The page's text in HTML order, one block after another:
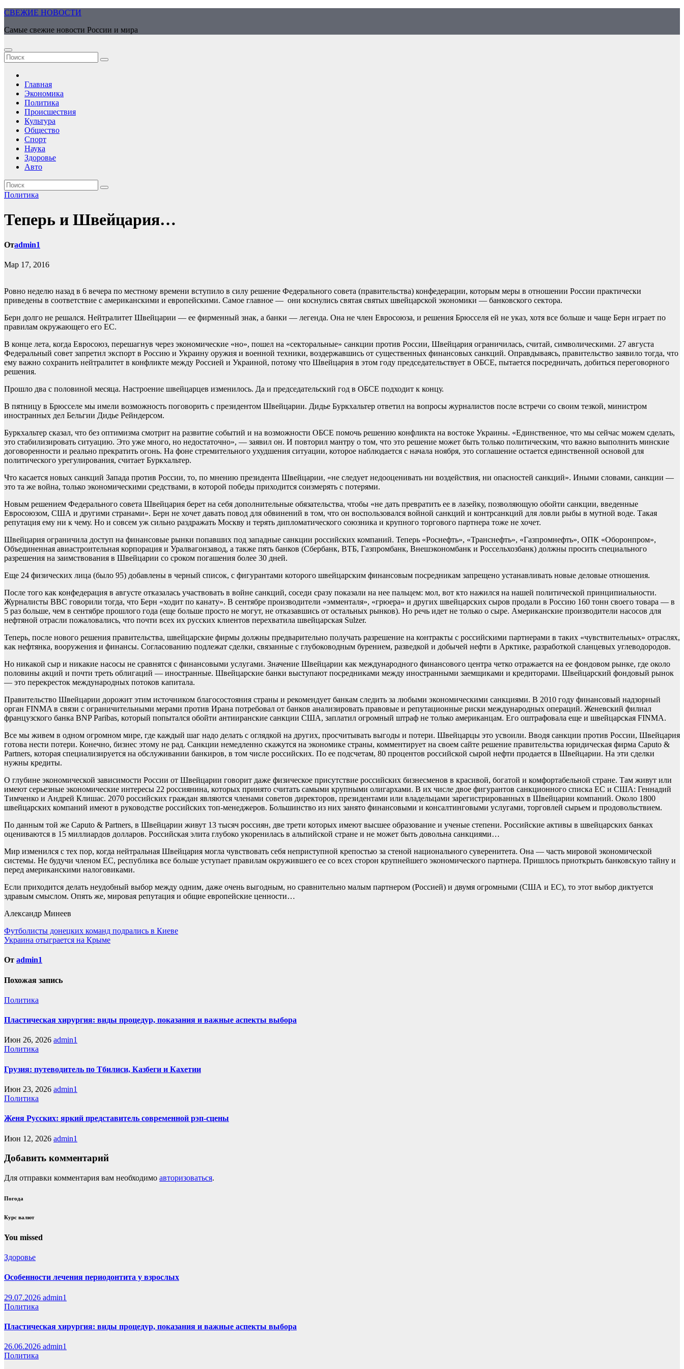
Перейти
содержимому
СВЕЖИЕ НОВОСТИ
Самые свежие новости России и мира
Главная
Экономика
Политика
Происшествия
Культура
Общество
Спорт
Наука
Здоровье
Авто
Политика
Теперь и Швейцария…
Отadmin1
Мар 17, 2016
Ровно неделю назад в 6 вечера по местному времени вступило в силу решение Федерального совета (правительства) конфедерации, которым меры в отношении России практически
приведены в соответствие с американскими и европейскими. Самое главное — они коснулись святая святых швейцарской экономики — банковского сектора.
Берн долго не решался. Нейтралитет Швейцарии — ее фирменный знак, а банки — легенда. Она не член Евросоюза, и решения Брюсселя ей не указ, хотя все больше и чаще Берн играет по
правилам окружающего его ЕС.
В конце лета, когда Евросоюз, перешагнув через экономические «но», пошел на «секторальные» санкции против России, Швейцария ограничилась, считай, символическими. 27 августа
Федеральный совет запретил экспорт в Россию и Украину оружия и военной техники, воздержавшись от существенных финансовых санкций. Оправдываясь, правительство заявило тогда, что
ему важно сохранить нейтралитет в конфликте между Россией и Украиной, потому что Швейцария в этом году председательствует в ОБСЕ, пытается посредничать, добиться переговорного
решения.
Прошло два с половиной месяца. Настроение швейцарцев изменилось. Да и председательский год в ОБСЕ подходит к концу.
В пятницу в Брюсселе мы имели возможность поговорить с президентом Швейцарии. Дидье Буркхальтер ответил на вопросы журналистов после встречи со своим тезкой, министром
иностранных дел Бельгии Дидье Рейндерсом.
Буркхальтер сказал, что без оптимизма смотрит на развитие событий и на возможности ОБСЕ помочь решению конфликта на востоке Украины. «Единственное, что мы сейчас можем сделать,
это стабилизировать ситуацию. Это уже много, но недостаточно», — заявил он. И повторил мантру о том, что это решение может быть только политическим, что важно выполнить минские
договоренности и реально прекратить огонь. На фоне стремительного ухудшения ситуации, которое наблюдается с начала ноября, это соглашение остается единственной основой для
политического урегулирования, считает Буркхальтер.
Что касается новых санкций Запада против России, то, по мнению президента Швейцарии, «не следует недооценивать ни воздействия, ни опасностей санкций». Иными словами, санкции —
это та же война, только экономическими средствами, в которой победы приходится соизмерять с потерями.
Новым решением Федерального совета Швейцария берет на себя дополнительные обязательства, чтобы «не дать превратить ее в лазейку, позволяющую обойти санкции, введенные
Евросоюзом, США и другими странами». Берн не хочет давать повод для обвинений в том, что он воспользовался войной санкций и контрсанкций для ловли рыбы в мутной воде. Такая
репутация ему ни к чему. Но и совсем уж сильно раздражать Москву и терять дипломатического союзника и крупного торгового партнера тоже не хочет.
Швейцария ограничила доступ на финансовые рынки попавших под западные санкции российских компаний. Теперь «Роснефть», «Транснефть», «Газпромнефть», ОПК «Оборонпром»,
Объединенная авиастроительная корпорация и Уралвагонзавод, а также пять банков (Сбербанк, ВТБ, Газпромбанк, Внешэкономбанк и Россельхозбанк) должны просить специального
разрешения на заимствования в Швейцарии со сроком погашения более 30 дней.
Еще 24 физических лица (было 95) добавлены в черный список, с фигурантами которого швейцарским финансовым посредникам запрещено устанавливать новые деловые отношения.
После того как конфедерация в августе отказалась участвовать в войне санкций, соседи сразу показали на нее пальцем: мол, вот кто нажился на нашей политической принципиальности.
Журналисты BBC говорили тогда, что Берн «ходит по канату». В сентябре производители «эмменталя», «грюера» и других швейцарских сыров продали в Россию 160 тонн своего товара — в
5 раз больше, чем в сентябре прошлого года (еще больше просто не могут, не отказавшись от остальных рынков). Но речь идет не только о сыре. Американские производители насосов для
нефтяной отрасли пожаловались, что почти всех их русских клиентов перехватила швейцарская Sulzer.
Теперь, после нового решения правительства, швейцарские фирмы должны предварительно получать разрешение на контракты с российскими партнерами в таких «чувствительных» отраслях,
как нефтянка, вооружения и финансы. Согласованию подлежат сделки, связанные с глубоководным бурением, разведкой и добычей нефти в Арктике, разработкой сланцевых углеводородов.
Но никакой сыр и никакие насосы не сравнятся с финансовыми услугами. Значение Швейцарии как международного финансового центра четко отражается на ее фондовом рынке, где около
половины акций и почти треть облигаций — иностранные. Швейцарские банки выступают посредниками между иностранными заемщиками и кредиторами. Швейцарский фондовый рынок
— это перекресток международных потоков капитала.
Правительство Швейцарии дорожит этим источником благосостояния страны и рекомендует банкам следить за любыми экономическими санкциями. В 2010 году финансовый надзорный
орган FINMA в связи с ограничительными мерами против Ирана потребовал от банков анализировать правовые и репутационные риски международных операций. Женевский филиал
французского банка BNP Paribas, который попытался обойти антииранские санкции США, заплатил огромный штраф не только американцам. Его оштрафовала еще и швейцарская FINMA.
Все мы живем в одном огромном мире, где каждый шаг надо делать с оглядкой на других, просчитывать выгоды и потери. Швейцарцы это усвоили. Вводя санкции против России, Швейцария
готова нести потери. Конечно, бизнес этому не рад. Санкции немедленно скажутся на экономике страны, комментирует на своем сайте решение правительства юридическая фирма Caputo &
Partners, которая специализируется на обслуживании банкиров, в том числе российских. По ее подсчетам, 80 процентов российской сырой нефти продается в Швейцарии. На эти сделки
нужны кредиты.
О глубине экономической зависимости России от Швейцарии говорит даже физическое присутствие российских бизнесменов в красивой, богатой и комфортабельной стране. Там живут или
имеют серьезные экономические интересы 22 россиянина, которых принято считать самыми крупными олигархами. В их числе двое фигурантов санкционного списка ЕС и США: Геннадий
Тимченко и Андрей Клишас. 2070 российских граждан являются членами советов директоров, президентами или владельцами зарегистрированных в Швейцарии компаний. Около 1800
швейцарских компаний имеют в руководстве российских топ-менеджеров. Большинство из них занято финансовыми и консалтинговыми услугами, торговлей сырьем и продовольствием.
По данным той же Caputo & Partners, в Швейцарии живут 13 тысяч россиян, две трети которых имеют высшее образование и ученые степени. Российские активы в швейцарских банках
оцениваются в 15 миллиардов долларов. Российская элита глубоко укоренилась в альпийской стране и не может быть довольна санкциями…
Мир изменился с тех пор, когда нейтральная Швейцария могла чувствовать себя неприступной крепостью за стеной национального суверенитета. Она — часть мировой экономической
системы. Не будучи членом ЕС, республика все больше уступает правилам окружившего ее со всех сторон крупнейшего экономического партнера. Пришлось приоткрыть банковскую тайну и
перед американскими налоговиками.
Если приходится делать неудобный выбор между одним, даже очень выгодным, но сравнительно малым партнером (Россией) и двумя огромными (США и ЕС), то этот выбор диктуется
здравым смыслом. Опять же, мировая репутация и общие европейские ценности…
Александр Минеев
Навигация
по
записям
Футболисты донецких команд подрались в Киеве
Украина отыграется на Крыме
От admin1
Похожая запись
Политика
Пластическая хирургия: виды процедур, показания и важные аспекты выбора
Июн 26, 2026 admin1
Политика
Грузия: путеводитель по Тбилиси, Казбеги и Кахетии
Июн 23, 2026 admin1
Политика
Женя Русских: яркий представитель современной рэп-сцены
Июн 12, 2026 admin1
Добавить комментарий
Для отправки комментария вам необходимо авторизоваться.
Погода
Курс валют
You missed
Здоровье
Особенности лечения периодонтита у взрослых
29.07.2026 admin1
Политика
Пластическая хирургия: виды процедур, показания и важные аспекты выбора
26.06.2026 admin1
Политика